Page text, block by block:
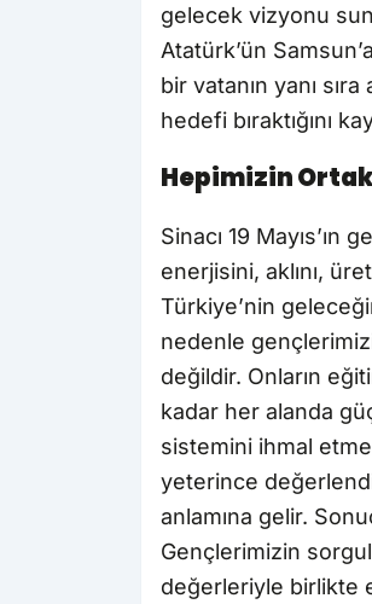
gelecek vizyonu
Atatürk’ün
bir vatanın yanı
hedefi bıraktığını
Hepimizin
Sinacı 19
enerjisini, aklını,
Türkiye’nin
nedenle
değildir. Onların
kadar her alanda
sistemini ihmal
yeterince
anlamına gelir.
Gençlerimizin
değerleriyle birlikte